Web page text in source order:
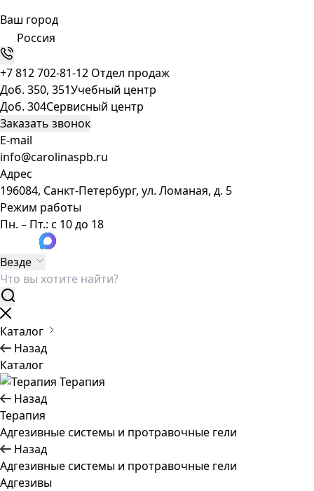
Ваш город
Россия
+7 812 702-81-12 Отдел продаж
Доб. 350, 351Учебный центр
Доб. 304Сервисный центр
Заказать звонок
E-mail
info@carolinaspb.ru
Адрес
196084, Санкт-Петербург, ул. Ломаная, д. 5
Режим работы
Пн. – Пт.: с 10 до 18
Везде
Каталог
Назад
Каталог
Терапия
Назад
Терапия
Адгезивные системы и протравочные гели
Назад
Адгезивные системы и протравочные гели
Адгезивы